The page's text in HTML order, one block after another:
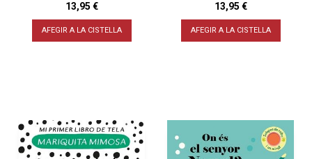
13,95 €
AFEGIR A LA CISTELLA
13,95 €
AFEGIR A LA CISTELLA